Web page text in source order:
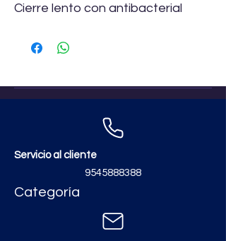
Cierre lento con antibacterial
Servicio al cliente
9545888388
Categoría